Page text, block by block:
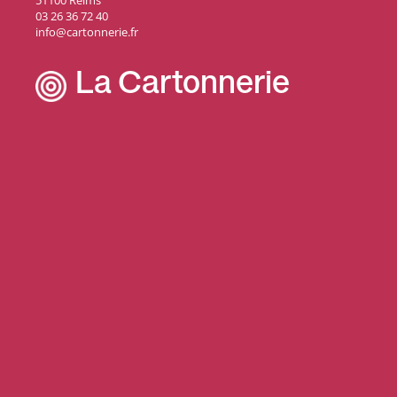
03 26 36 72 40
info@cartonnerie.fr
La Cartonnerie